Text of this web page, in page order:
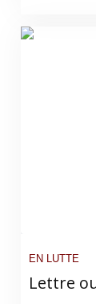
EN LUTTE
Lettre